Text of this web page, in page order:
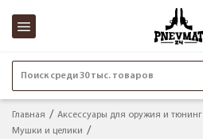
Поиск среди 30 тыс. товаров
Главная Аксессуары для оружия и тюнинг
Мушки и целики